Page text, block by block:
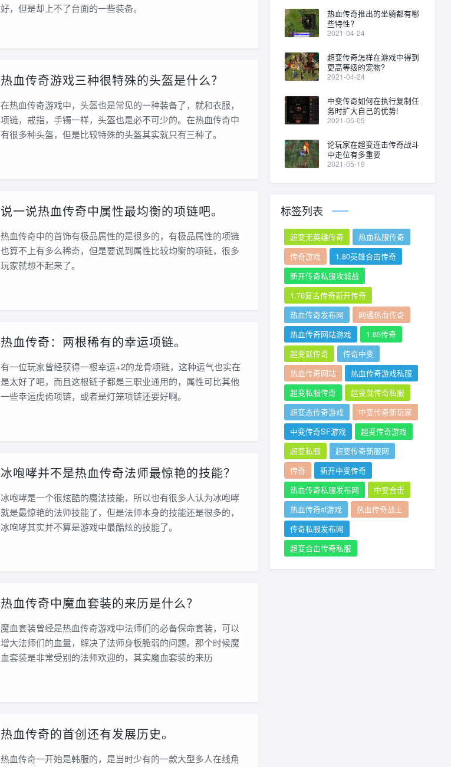
好，但是却上不了台面的一些装备。
热血传奇游戏三种很特殊的头盔是什么？
在热血传奇游戏中，头盔也是常见的一种装备了，就和衣服，
项链，戒指，手镯一样，头盔也是必不可少的。在热血传奇中
有很多种头盔，但是比较特殊的头盔其实就只有三种了。
说一说热血传奇中属性最均衡的项链吧。
热血传奇中的首饰有极品属性的是很多的，有极品属性的项链
也算不上有多么稀奇，但是要说到属性比较均衡的项链，很多
玩家就想不起来了。
热血传奇：两根稀有的幸运项链。
有一位玩家曾经获得一根幸运+2的龙骨项链，这种运气也实在
是太好了吧，而且这根链子都是三职业通用的，属性可比其他
一些幸运虎齿项链，或者是灯笼项链还要好啊。
冰咆哮并不是热血传奇法师最惊艳的技能？
冰咆哮是一个很炫酷的魔法技能，所以也有很多人认为冰咆哮
就是最惊艳的法师技能了，但是法师本身的技能还是很多的，
冰咆哮其实并不算是游戏中最酷炫的技能了。
热血传奇中魔血套装的来历是什么？
魔血套装曾经是热血传奇游戏中法师们的必备保命套装，可以
增大法师们的血量，解决了法师身板脆弱的问题。那个时候魔
血套装是非常受别的法师欢迎的，其实魔血套装的来历
热血传奇的首创还有发展历史。
热血传奇一开始是韩服的，是当时少有的一款大型多人在线角
热血传奇推出的坐骑都有哪
些特性?
2021-04-24
超变传奇怎样在游戏中得到
更高等级的宠物?
2021-04-24
中变传奇如何在执行复制任
务时扩大自己的优势!
2021-05-05
论玩家在超变连击传奇战斗
中走位有多重要
2021-05-19
标签列表
超变无英雄传奇
热血私服传奇
传奇游戏
1.80英雄合击传奇
新开传奇私服攻城战
1.76复古传奇新开传奇
热血传奇发布网
网通热血传奇
热血传奇网站游戏
1.85传奇
超变就传奇
传奇中变
热血传奇网站
热血传奇游戏私服
超变私服传奇
超变就传奇私服
超变态传奇游戏
中变传奇新玩家
中变传奇SF游戏
超变传奇游戏
超变私服
超变传奇新服网
传奇
新开中变传奇
热血传奇私服发布网
中变合击
热血传奇sf游戏
热血传奇战士
传奇私服发布网
超变合击传奇私服